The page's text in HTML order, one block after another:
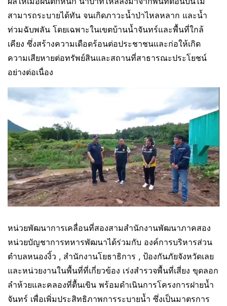
สามารถระบายได้ทัน จนเกิดภาวะน้ำป่าไหลหลาก และน้ำ
ท่วมฉับพลัน โดยเฉพาะในเขตบ้านน้ำจันทร์และพื้นที่ใกล้
เคียง ซึ่งสร้างความเดือดร้อนต่อประชาชนและก่อให้เกิด
ความเสียหายต่อทรัพย์สินและสถานที่สาธารณะประโยชน์
อย่างต่อเนื่อง
หน่วยพัฒนาการเคลื่อนที่สองสามสำนักงานพัฒนาภาคสอง
หน่วยบัญชาการทหารพัฒนาได้ร่วมกับ องค์การบริหารส่วน
ตำบลหนองงิ้ว , สำนักงานโยธาธิการ , ป้องกันภัยจังหวัดเลย
และหน่วยงานในพื้นที่ที่เกี่ยวข้อง เร่งสำรวจพื้นที่เสี่ยง ขุดลอก
ลำห้วยและคลองที่ตื้นเขิน พร้อมดำเนินการโครงการฝายน้ำ
จันทร์ เพื่อเพิ่มประสิทธิภาพการระบายน้ำ ซึ่งเป็นมาตรการ